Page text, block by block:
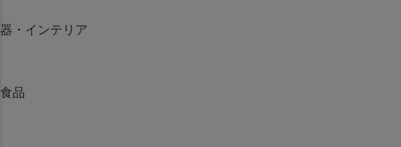
器・インテリア
食品